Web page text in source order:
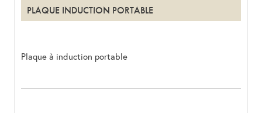
PLAQUE INDUCTION PORTABLE
Plaque à induction portable